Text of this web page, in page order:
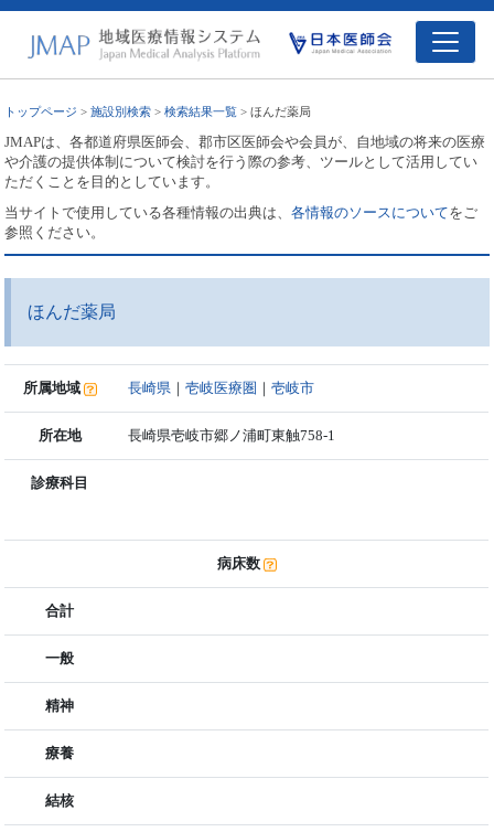
トップページ >施設別検索 >検索結果一覧 > ほんだ薬局
JMAPは、各都道府県医師会、郡市区医師会や会員が、自地域の将来の医療
や介護の提供体制について検討を行う際の参考、ツールとして活用してい
ただくことを目的としています。
当サイトで使用している各種情報の出典は、各情報のソースについてをご
参照ください。
ほんだ薬局
所属地域 長崎県 ｜壱岐医療圏 ｜壱岐市
所在地 長崎県壱岐市郷ノ浦町東触758-1
診療科目
病床数
合計
一般
精神
療養
結核